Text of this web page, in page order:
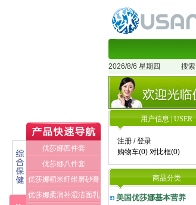
2026/8/6 星期四 搜索
用户信息 | USER
注册 /登录
购物车(0) 对比框(0)
商品分类
美国优莎娜基本营养
优莎娜四件套
优莎娜八件套
优莎娜稻米纤维磨砂膏
优莎娜柔润补湿洁面乳